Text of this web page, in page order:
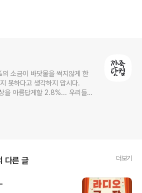
소금이 바닷물을 썩지않게 한
못하다고 생각하지 맙시다.
다른 글 더보기